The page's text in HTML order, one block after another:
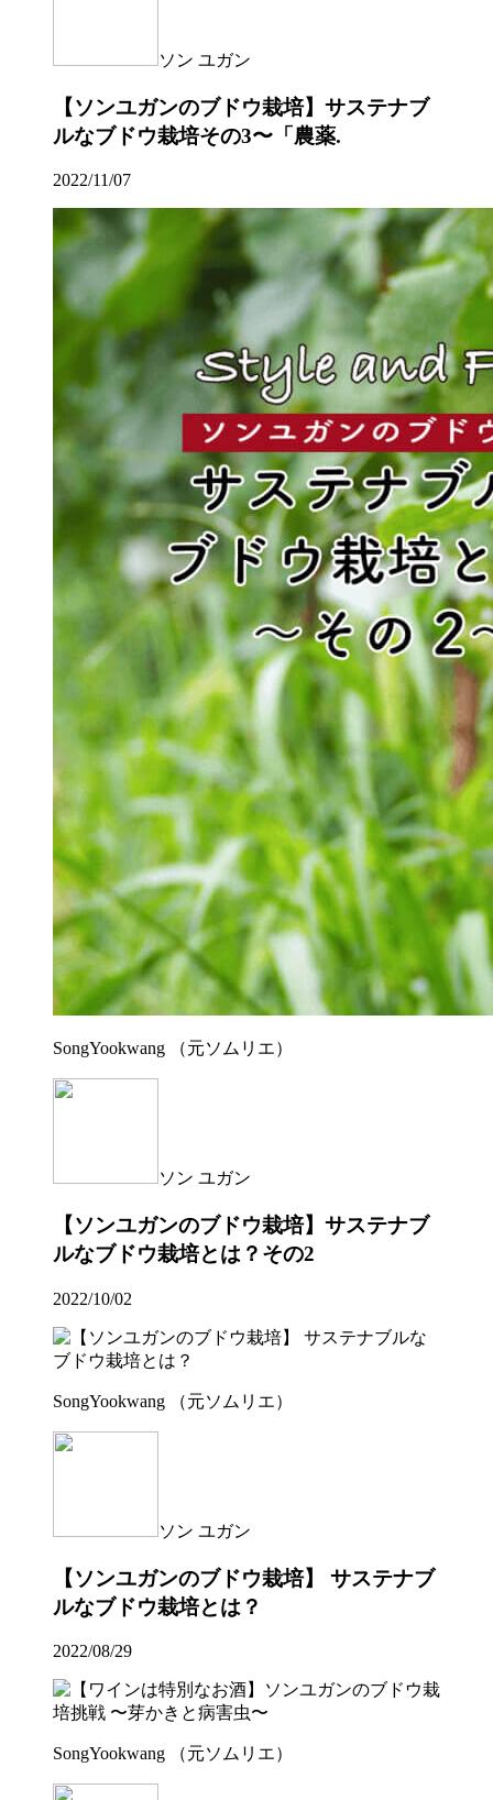
ソン ユガン
【ソンユガンのブドウ栽培】サステナブ
ルなブドウ栽培その3〜「農薬.
2022/11/07
SongYookwang （元ソムリエ）
ソン ユガン
【ソンユガンのブドウ栽培】サステナブ
ルなブドウ栽培とは？その2
2022/10/02
SongYookwang （元ソムリエ）
ソン ユガン
【ソンユガンのブドウ栽培】 サステナブ
ルなブドウ栽培とは？
2022/08/29
SongYookwang （元ソムリエ）